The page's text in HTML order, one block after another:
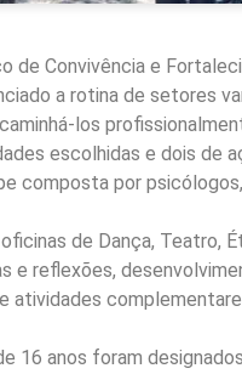
de Convivência e
a rotina de setores
los
escolhidas e dois de
composta por
de Dança, Teatro,
reflexões,
atividades
16 anos foram